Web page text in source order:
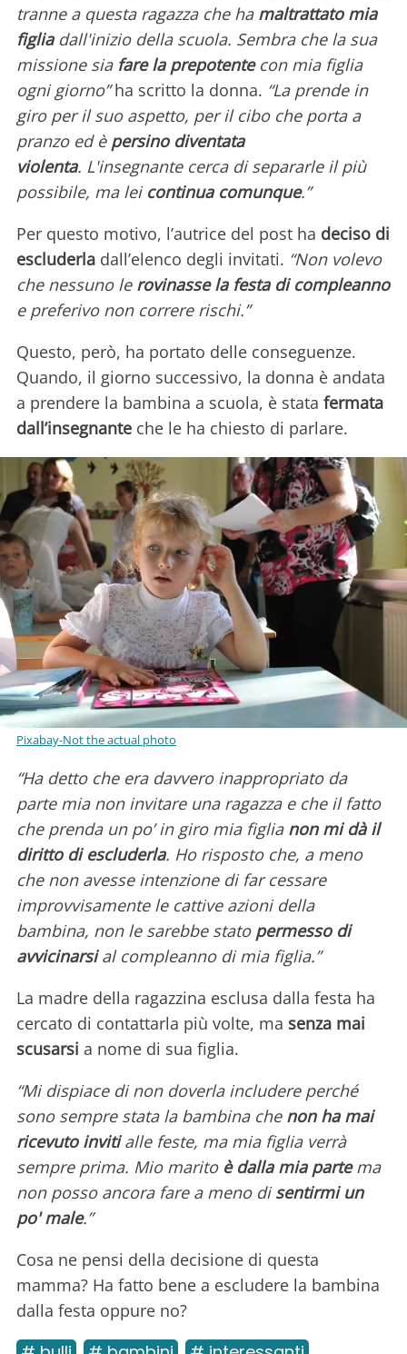
tranne a questa ragazza che ha maltrattato mia
figliadall'inizio della scuola. Sembra che la sua
missione sia fare la prepotentecon mia figlia
ogni giorno”ha scritto la donna. “La prende in
giro per il suo aspetto, per il cibo che porta a
pranzo ed è persino diventata
violenta. L'insegnante cerca di separarle il più
possibile, ma lei continua comunque.”
Per questo motivo, l’autrice del post ha deciso di
escluderla dall’elenco degli invitati. “Non volevo
che nessuno le rovinasse la festa di compleanno
e preferivo non correre rischi.”
Questo, però, ha portato delle conseguenze.
Quando, il giorno successivo, la donna è andata
a prendere la bambina a scuola, è stata fermata
dall’insegnante che le ha chiesto di parlare.
Pixabay-Not the actual photo
“Ha detto che era davvero inappropriato da
parte mia non invitare una ragazza e che il fatto
che prenda un po’ in giro mia figlia non mi dà il
diritto di escluderla. Ho risposto che, a meno
che non avesse intenzione di far cessare
improvvisamente le cattive azioni della
bambina, non le sarebbe statopermesso di
avvicinarsial compleanno di mia figlia.”
La madre della ragazzina esclusa dalla festa ha
cercato di contattarla più volte, ma senza mai
scusarsi a nome di sua figlia.
“Mi dispiace di non doverla includere perché
sono sempre stata la bambina che non ha mai
ricevuto invitialle feste, ma mia figlia verrà
sempre prima. Mio marito è dalla mia partema
non posso ancora fare a meno disentirmi un
po' male.”
Cosa ne pensi della decisione di questa
mamma? Ha fatto bene a escludere la bambina
dalla festa oppure no?